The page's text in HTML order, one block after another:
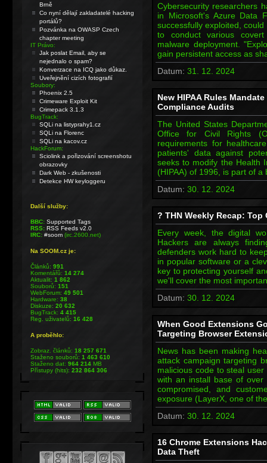
Cybersecurity researchers
in Microsoft's Azure Data
successfully exploited,
to conduct various
malware deployment.
gain persistent access as
Datum: 31. 12. 2024
New HIPAA Rules
Compliance Audits
The United States
Office for Civil Rights
requirements for
patients' data against
seeks to modify the Health
(HIPAA) of 1996, is part of
Datum: 30. 12. 2024
? THN Weekly Recap:
Every week, the digital
Hackers are always
defenders work hard to
in popular software or a
key to protecting yourself
we'll cover the most
Datum: 30. 12. 2024
When Good Extensions
Targeting Browser
News has been making
attack campaign targeting
malicious code to steal
with an install base of
compromised, and
exposure (LayerX, one of
Datum: 30. 12. 2024
16 Chrome Extensions
Data Theft
Brně
Co nyní dělají zakladatelé hacking
portálů?
Pozvánka na OWASP Czech
chapter meeting
IT Právo:
Jak poslat Email, aby se
nejednalo o spam?
Konverzace na ICQ jako důkaz.
Uveřejnění cizích fotografií
Soubory:
Phoenix 2.5
Crimeware Exploit Kit
Crimepack 3.1.3
BugTrack:
SQLi na listyprahy1.cz
SQLi na Florenc
SQLi na kacov.cz
HackForum:
Sciolink a pořizování screenshotu
obrazovky
Dark Web - zkušenosti
Detekce HW keyloggeru
Další služby:
BBC: Supported Tags
RSS: RSS Feeds v2.0
IRC: #soom(irc.2600.net)
Na SOOM.cz je:
Článků:991
Komentářů:14 274
Aktualit:1 862
Souborů:151
WebForum:49 501
Hardware:38
Diskuze:20 632
BugTrack:4 415
Reg. uživatelů:16 428
A proběhlo:
Zobraz. článků:18 257 671
Staženo souborů:1 463 610
Staženo dat:964 214MB
Přístupy (hits):232 864 306